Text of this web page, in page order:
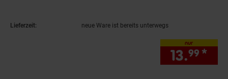
Lieferzeit: neue Ware ist bereits unterwegs
nur
13.99 *